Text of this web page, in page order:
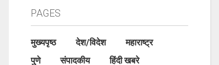
PAGES
मुख्यपृष्ठ देश/विदेश
महाराष्ट्र
पुणे
संपादकीय
हिंदी खबरे